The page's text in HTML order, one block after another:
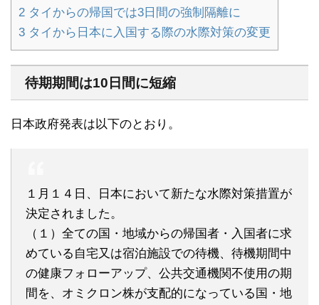
2 タイからの帰国では3日間の強制隔離に
3 タイから日本に入国する際の水際対策の変更
待期期間は10日間に短縮
日本政府発表は以下のとおり。
１月１４日、日本において新たな水際対策措置が
決定されました。
（１）全ての国・地域からの帰国者・入国者に求
めている自宅又は宿泊施設での待機、待機期間中
の健康フォローアップ、公共交通機関不使用の期
間を、オミクロン株が支配的になっている国・地